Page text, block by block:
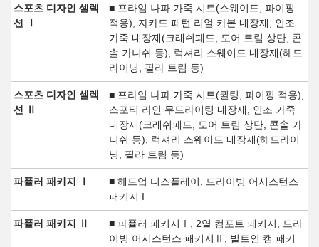
스포츠 디자인 셀렉
션 Ⅰ
■ 프라임 나파 가죽 시트(스웨이드, 파이핑
적용), 자카드 패턴 리얼 카본 내장재, 인조
가죽 내장재(크래쉬패드, 도어 트림 상단, 콘
솔 가니쉬 등), 럭셔리 스웨이드 내장재(헤드
라이닝, 필라 트림 등)
스포츠 디자인 셀렉
션 Ⅱ
■ 프라임 나파 가죽 시트(퀼팅, 파이핑 적용),
스포티 라인 무드라이팅 내장재, 인조 가죽
내장재(크래쉬패드, 도어 트림 상단, 콘솔 가
니쉬 등), 럭셔리 스웨이드 내장재(헤드라이
닝, 필라 트림 등)
파퓰러 패키지 Ⅰ
■ 헤드업 디스플레이, 드라이빙 어시스턴스
패키지 I
파퓰러 패키지 Ⅱ
■ 파퓰러 패키지Ⅰ, 2열 컴포트 패키지, 드라
이빙 어시스턴스 패키지Ⅱ, 빌트인 캠 패키